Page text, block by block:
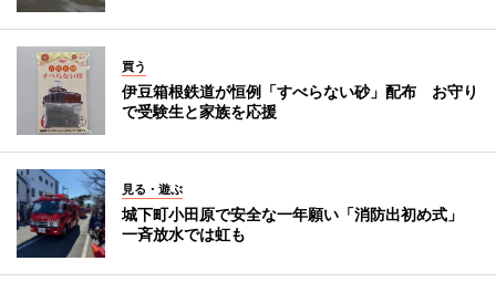
買う
伊豆箱根鉄道が恒例「すべらない砂」配布 お守り
で受験生と家族を応援
見る・遊ぶ
城下町小田原で安全な一年願い「消防出初め式」
一斉放水では虹も